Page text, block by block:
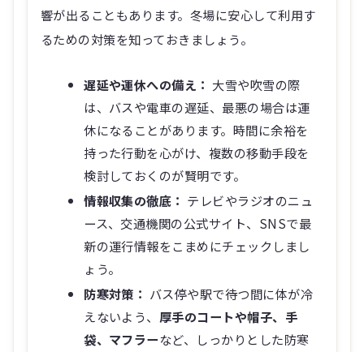
響が出ることもあります。冬場に安心して利用す
るための対策を知っておきましょう。
遅延や運休への備え： 大雪や吹雪の際
は、バスや電車の遅延、最悪の場合は運
休になることがあります。時間に余裕を
持った行動を心がけ、複数の移動手段を
検討しておくのが賢明です。
情報収集の徹底： テレビやラジオのニュ
ース、交通機関の公式サイト、SNSで最
新の運行情報をこまめにチェックしまし
ょう。
防寒対策： バス停や駅で待つ間に体が冷
えないよう、 厚手のコートや帽子、手
袋、マフラーなど、しっかりとした防寒